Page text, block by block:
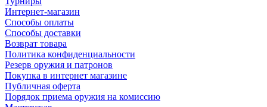
Интернет-магазин
Способы оплаты
Способы доставки
Возврат товара
Политика конфиденциальности
Резерв оружия и патронов
Покупка в интернет магазине
Публичная оферта
Порядок приема оружия на комиссию